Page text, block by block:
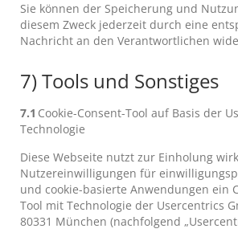
Sie können der Speicherung und
diesem Zweck jederzeit durch eine
Nachricht an den Verantwortlichen
7) Tools und Sonstiges
7.1 Cookie-Consent-Tool auf Basis der
Technologie
Diese Webseite nutzt zur Einholung
Nutzereinwilligungen für
und cookie-basierte Anwendungen ein
Tool mit Technologie der Usercentrics
80331 München (nachfolgend